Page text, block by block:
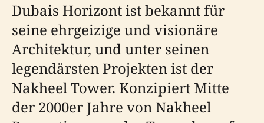
Dubais Horizont ist bekannt für
seine ehrgeizige und visionäre
Architektur, und unter seinen
legendärsten Projekten ist der
Nakheel Tower. Konzipiert Mitte
der 2000er Jahre von Nakheel